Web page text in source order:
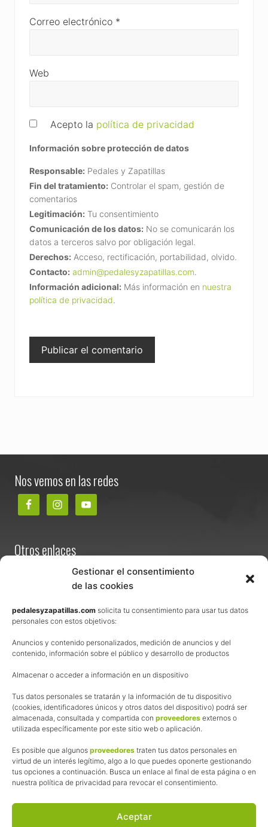
Gestionar el consentimiento
de las cookies
pedalesyzapatillas.com solicita tu consentimiento para usar tus datos
personales con estos objetivos:
Anuncios y contenido personalizados, medición de anuncios y del
contenido, información sobre el público y desarrollo de productos
Almacenar o acceder a información en un dispositivo
Tus datos personales se tratarán y la información de tu dispositivo
(cookies, identificadores únicos y otros datos del dispositivo) podrá ser
almacenada, consultada y compartida con proveedores externos o
utilizada específicamente por este sitio web o aplicación.
Es posible que algunos proveedores traten tus datos personales en
virtud de un interés legítimo, algo a lo que puedes oponerte gestionando
tus opciones a continuación. Busca un enlace al final de esta página o en
nuestra política de privacidad para revocar el consentimiento.
Aceptar
Correo electrónico *
Web
Acepto la política de privacidad
Información sobre protección de datos
Responsable: Pedales y Zapatillas
Fin del tratamiento: Controlar el spam, gestión de
comentarios
Legitimación: Tu consentimiento
Comunicación de los datos: No se comunicarán los
datos a terceros salvo por obligación legal.
Derechos: Acceso, rectificación, portabilidad, olvido.
Contacto: admin@pedalesyzapatillas.com.
Información adicional: Más información en nuestra
política de privacidad.
Nos vemos en las redes
Otros enlaces
Términos y condiciones de venta
Política de privacidad
Política de cookies
Afiliación
La web de Pedalesyzapatillas utiliza programas de afiliación.
¿Qué significa esto?
Cuando recomiendo algún producto, pongo enlaces a tiendas
online que utilizo y, por cada compra que realizas, me llevo
una comisión sin que a ti te cueste más dinero.
Esas comisiones me permiten seguir manteniendo esta web,
las inscripciones a muchas de las marchas para después